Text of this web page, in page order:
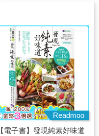
Readmoo
【電子書】發現純素好味道